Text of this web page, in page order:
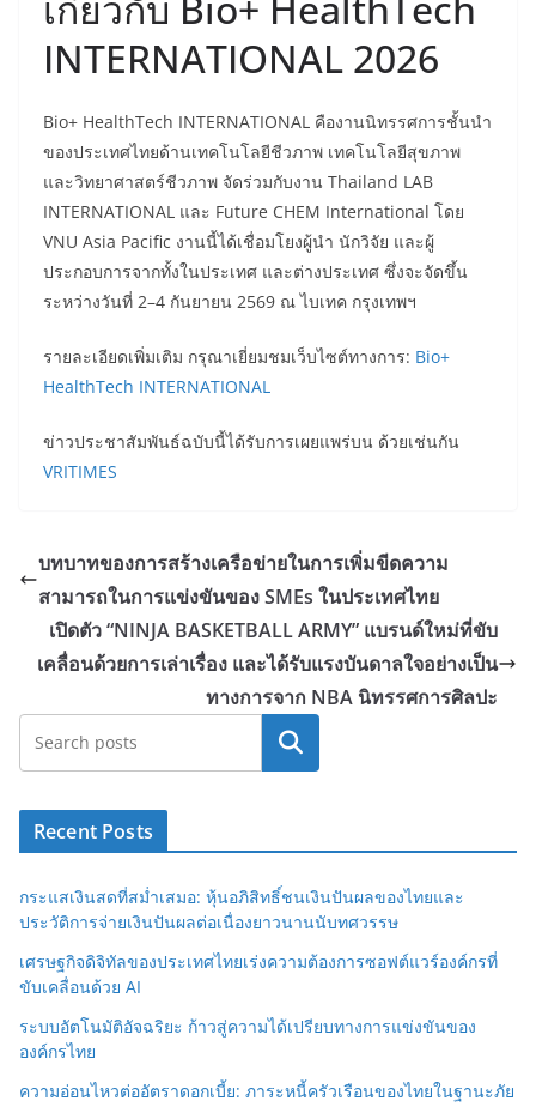
INTERNATIONAL 2026
Bio+ HealthTech INTERNATIONAL คืองานนิทรรศการชั้นนำ
ของประเทศไทยด้านเทคโนโลยีชีวภาพ เทคโนโลยีสุขภาพ
และวิทยาศาสตร์ชีวภาพ จัดร่วมกับงาน Thailand LAB
INTERNATIONAL และ Future CHEM International โดย
VNU Asia Pacific งานนี้ได้เชื่อมโยงผู้นำ นักวิจัย และผู้
ประกอบการจากทั้งในประเทศ และต่างประเทศ ซึ่งจะจัดขึ้น
ระหว่างวันที่ 2–4 กันยายน 2569 ณ ไบเทค กรุงเทพฯ
รายละเอียดเพิ่มเติม กรุณาเยี่ยมชมเว็บไซต์ทางการ: Bio+
HealthTech INTERNATIONAL
ข่าวประชาสัมพันธ์ฉบับนี้ได้รับการเผยแพร่บน ด้วยเช่นกัน
VRITIMES
บทบาทของการสร้างเครือข่ายในการเพิ่มขีดความ
สามารถในการแข่งขันของ SMEs ในประเทศไทย
เปิดตัว “NINJA BASKETBALL ARMY” แบรนด์ใหม่ที่ขับ
เคลื่อนด้วยการเล่าเรื่อง และได้รับแรงบันดาลใจอย่างเป็น
ทางการจาก NBA นิทรรศการศิลปะ
Search
Recent Posts
กระแสเงินสดที่สม่ำเสมอ: หุ้นอภิสิทธิ์ชนเงินปันผลของไทยและ
ประวัติการจ่ายเงินปันผลต่อเนื่องยาวนานนับทศวรรษ
เศรษฐกิจดิจิทัลของประเทศไทยเร่งความต้องการซอฟต์แวร์องค์กรที่
ขับเคลื่อนด้วย AI
ระบบอัตโนมัติอัจฉริยะ ก้าวสู่ความได้เปรียบทางการแข่งขันของ
องค์กรไทย
ความอ่อนไหวต่ออัตราดอกเบี้ย: ภาระหนี้ครัวเรือนของไทยในฐานะภัย